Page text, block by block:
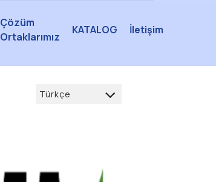
Çözüm
Ortaklarımız
KATALOG İletişim
Türkçe